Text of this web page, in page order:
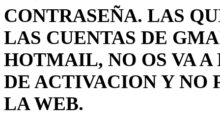
CONTRASEÑA. LAS
LAS CUENTAS DE
HOTMAIL, NO OS VA
DE ACTIVACION Y NO
LA WEB.